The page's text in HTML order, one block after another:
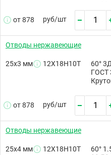
от 878 руб/шт
Отводы нержавеющие
25х3 мм 12Х18Н10Т
60°
ГОСТ
от 878 руб/шт
Отводы нержавеющие
25х4 мм 12Х18Н10Т
60°